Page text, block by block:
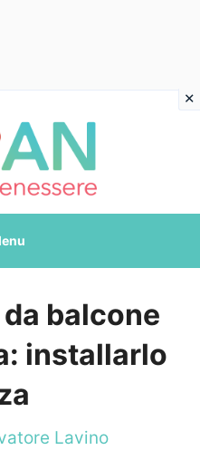
balcone
installarlo
Lavino